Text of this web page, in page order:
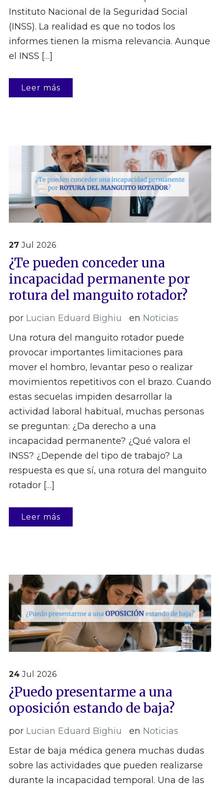
Instituto Nacional de la Seguridad Social
(INSS). La realidad es que no todos los
informes tienen la misma relevancia. Aunque
el INSS […]
Leer más
27 Jul 2026
¿Te pueden conceder una
incapacidad permanente por
rotura del manguito rotador?
por Lucian Eduard Bighiu en Noticias
Una rotura del manguito rotador puede
provocar importantes limitaciones para
mover el hombro, levantar peso o realizar
movimientos repetitivos con el brazo. Cuando
estas secuelas impiden desarrollar la
actividad laboral habitual, muchas personas
se preguntan: ¿Da derecho a una
incapacidad permanente? ¿Qué valora el
INSS? ¿Depende del tipo de trabajo? La
respuesta es que sí, una rotura del manguito
rotador […]
Leer más
24 Jul 2026
¿Puedo presentarme a una
oposición estando de baja?
por Lucian Eduard Bighiu en Noticias
Estar de baja médica genera muchas dudas
sobre las actividades que pueden realizarse
durante la incapacidad temporal. Una de las